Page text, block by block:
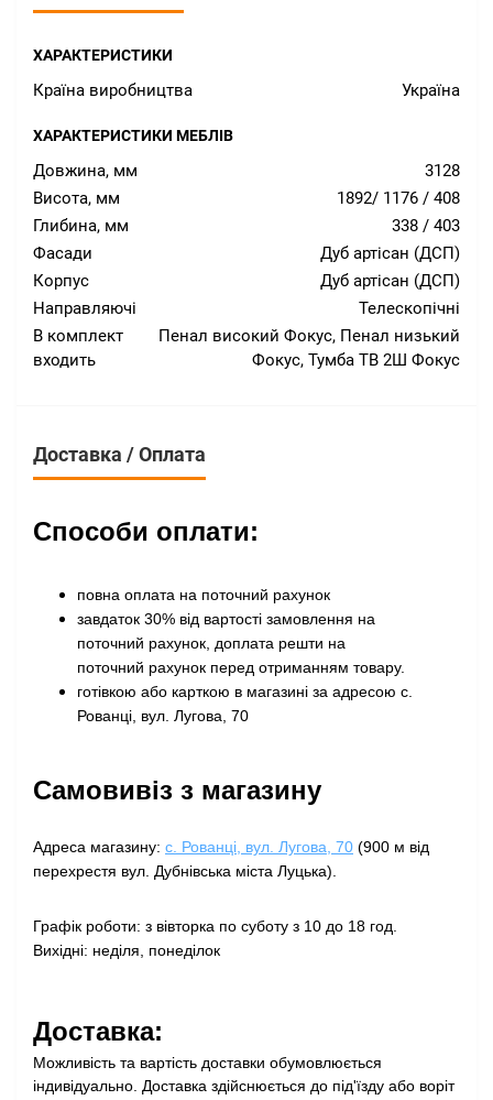
ХАРАКТЕРИСТИКИ
Країна виробництва Україна
ХАРАКТЕРИСТИКИ МЕБЛІВ
Довжина, мм
3128
Висота, мм
1892/ 1176 / 408
Глибина, мм
338 / 403
Фасади
Дуб артісан (ДСП)
Корпус
Дуб артісан (ДСП)
Направляючі
Телескопічні
В комплект
входить
Пенал високий Фокус, Пенал низький
Фокус, Тумба ТВ 2Ш Фокус
Доставка / Оплата
Способи оплати:
повна оплата на поточний рахунок
завдаток 30% від вартості замовлення на
поточний рахунок, доплата решти на
поточний рахунок перед отриманням товару.
готівкою або карткою в магазині за адресою с.
Рованці, вул. Лугова, 70
Самовивіз з магазину
Адреса магазину: с. Рованці, вул. Лугова, 70 (900 м від
перехрестя вул. Дубнівська міста Луцька).
Графік роботи: з вівторка по суботу з 10 до 18 год.
Вихідні: неділя, понеділок
Доставка:
Можливість та вартість доставки обумовлюється
індивідуально. Доставка здійснюється до під'їзду або воріт